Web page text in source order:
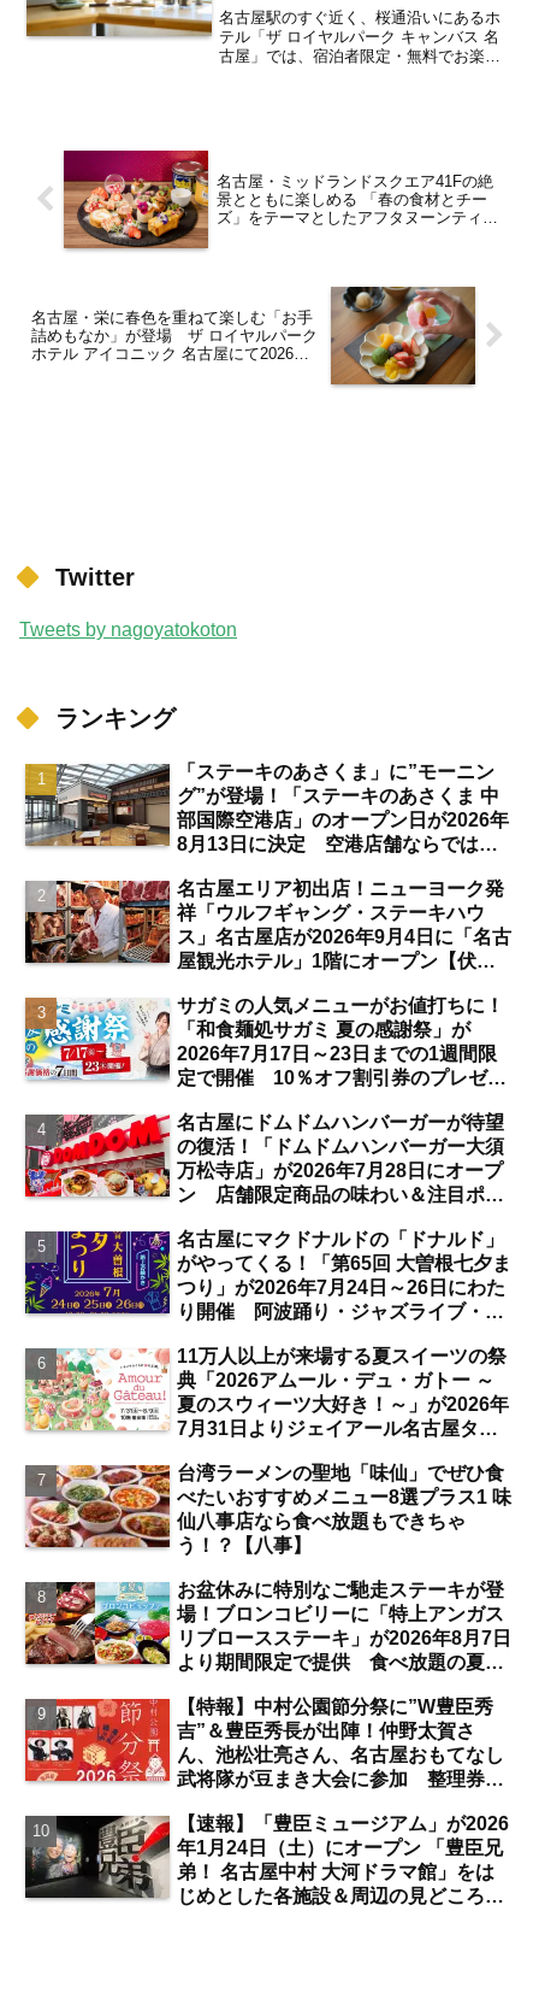
リップして楽しむ「コーヒー・エ
クスペリエンス」を2026年6月15
日よりスタート【名古屋駅】
名古屋駅のすぐ近く、桜通沿いにあるホ
テル「ザ ロイヤルパーク キャンバス 名
古屋」では、宿泊者限定・無料でお楽し
名古屋・ミッドランドスクエア41Fの絶
景とともに楽しめる 「春の食材とチー
ズ」をテーマとしたアフタヌーンティー
名古屋・栄に春色を重ねて楽しむ「お手
詰めもなか」が登場 ザ ロイヤルパーク
ホテル アイコニック 名古屋にて2026年3
Twitter
Tweets by nagoyatokoton
ランキング
「ステーキのあさくま」に”モーニン
グ”が登場！「ステーキのあさくま 中
部国際空港店」のオープン日が2026年
8月13日に決定 空港店舗ならではの
名古屋エリア初出店！ニューヨーク発
祥「ウルフギャング・ステーキハウ
ス」名古屋店が2026年9月4日に「名古
屋観光ホテル」1階にオープン【伏
サガミの人気メニューがお値打ちに！
「和食麺処サガミ 夏の感謝祭」が
2026年7月17日～23日までの1週間限
定で開催 10％オフ割引券のプレゼン
名古屋にドムドムハンバーガーが待望
の復活！「ドムドムハンバーガー大須
万松寺店」が2026年7月28日にオープ
ン 店舗限定商品の味わい＆注目ポイ
津／独自取材】
名古屋にマクドナルドの「ドナルド」
がやってくる！「第65回 大曽根七夕ま
つり」が2026年7月24日～26日にわた
り開催 阿波踊り・ジャズライブ・道
夏祭りの見どころは？【まとめ／大曽
根】
11万人以上が来場する夏スイーツの祭
典「2026アムール・デュ・ガトー ～
夏のスウィーツ大好き！～」が2026年
7月31日よりジェイアール名古屋タカ
【名古屋駅】
台湾ラーメンの聖地「味仙」でぜひ食
べたいおすすめメニュー8選プラス1 味
仙八事店なら食べ放題もできちゃ
う！？【八事】
お盆休みに特別なご馳走ステーキが登
場！ブロンコビリーに「特上アンガス
リブロースステーキ」が2026年8月7日
より期間限定で提供 食べ放題の夏ブ
発】
【特報】中村公園節分祭に”W豊臣秀
吉”＆豊臣秀長が出陣！仲野太賀さ
ん、池松壮亮さん、名古屋おもてなし
武将隊が豆まき大会に参加 整理券を
【速報】「豊臣ミュージアム」が2026
年1月24日（土）にオープン 「豊臣兄
弟！ 名古屋中村 大河ドラマ館」をは
じめとした各施設＆周辺の見どころ